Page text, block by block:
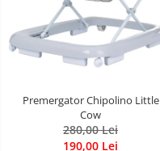
Premergator Chipolino Little
Cow
280,00 Lei
190,00 Lei